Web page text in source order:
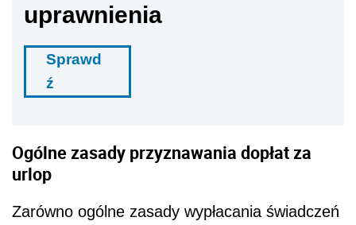
uprawnienia
Sprawd
ź
Ogólne zasady przyznawania dopłat za
urlop
Zarówno ogólne zasady wypłacania świadczeń